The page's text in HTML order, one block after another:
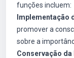
funções incluem:
Implementação
promover a
sobre a
Conservação